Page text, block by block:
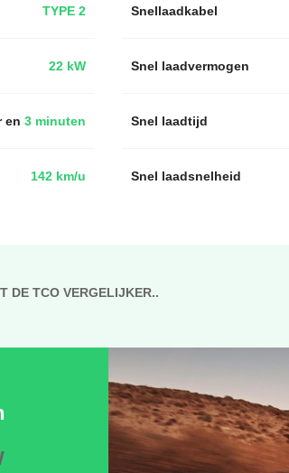
TYPE 2
22 kW
en 3 minuten
142 km/u
Snellaadkabel
Snel laadvermogen
Snel laadtijd
Snel laadsnelheid
DE TCO VERGELIJKER..